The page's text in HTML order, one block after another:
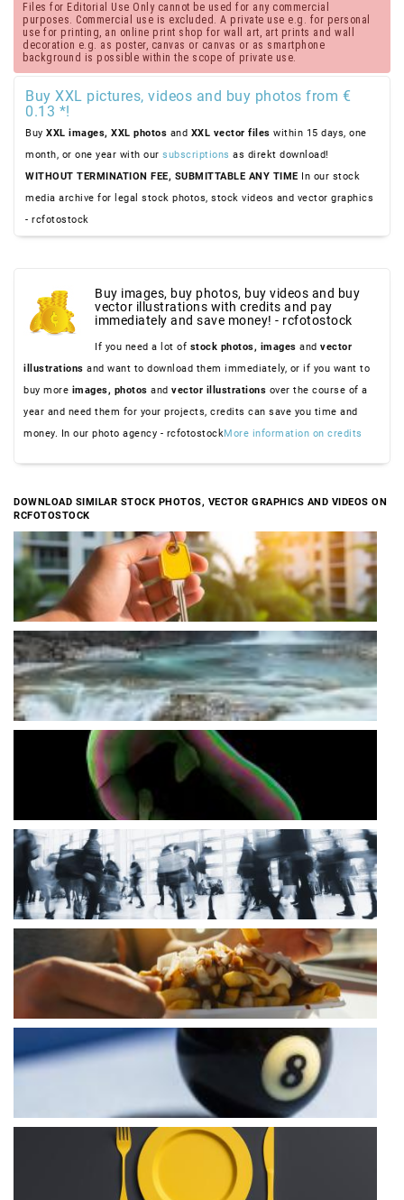
Files for Editorial Use Only cannot be used for any commercial
purposes. Commercial use is excluded. A private use e.g. for personal
use for printing, an online print shop for wall art, art prints and wall
decoration e.g. as poster, canvas or canvas or as smartphone
background is possible within the scope of private use.
Buy XXL pictures, videos and buy photos from €
0.13 *!
Buy XXL images, XXL photos and XXL vector files within 15 days, one
month, or one year with our subscriptions as direkt download!
WITHOUT TERMINATION FEE, SUBMITTABLE ANY TIME In our stock
media archive for legal stock photos, stock videos and vector graphics
- rcfotostock
Buy images, buy photos, buy videos and buy
vector illustrations with credits and pay
immediately and save money! - rcfotostock
If you need a lot of stock photos, images and vector
illustrations and want to download them immediately, or if you want to
buy more images, photos and vector illustrations over the course of a
year and need them for your projects, credits can save you time and
money. In our photo agency - rcfotostockMore information on credits
DOWNLOAD SIMILAR STOCK PHOTOS, VECTOR GRAPHICS AND VIDEOS ON
RCFOTOSTOCK